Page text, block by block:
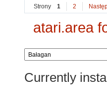
Strony 1 2
atari.area
Currently